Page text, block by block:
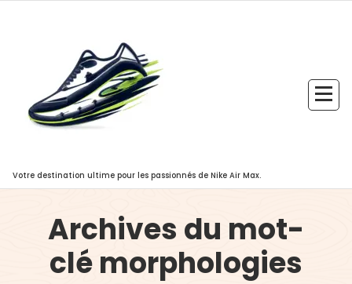
Votre destination ultime pour les passionnés de Nike Air Max.
Archives du mot-
clé morphologies